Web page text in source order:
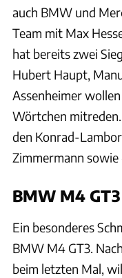
auch BMW und
Team mit Max
hat bereits zwei
Hubert Haupt,
Assenheimer
Wörtchen
den Konrad-
Zimmermann
BMW M4
Ein besonderes
BMW M4 GT3.
beim letzten Mal,